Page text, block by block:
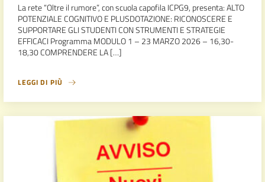
La rete “Oltre il rumore”, con scuola capofila ICPG9, presenta: ALTO
POTENZIALE COGNITIVO E PLUSDOTAZIONE: RICONOSCERE E
SUPPORTARE GLI STUDENTI CON STRUMENTI E STRATEGIE
EFFICACI Programma MODULO 1 – 23 MARZO 2026 – 16,30-
18,30 COMPRENDERE LA […]
LEGGI DI PIÙ